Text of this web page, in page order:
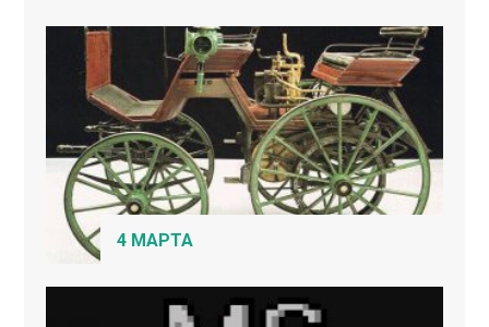
4 МАРТА